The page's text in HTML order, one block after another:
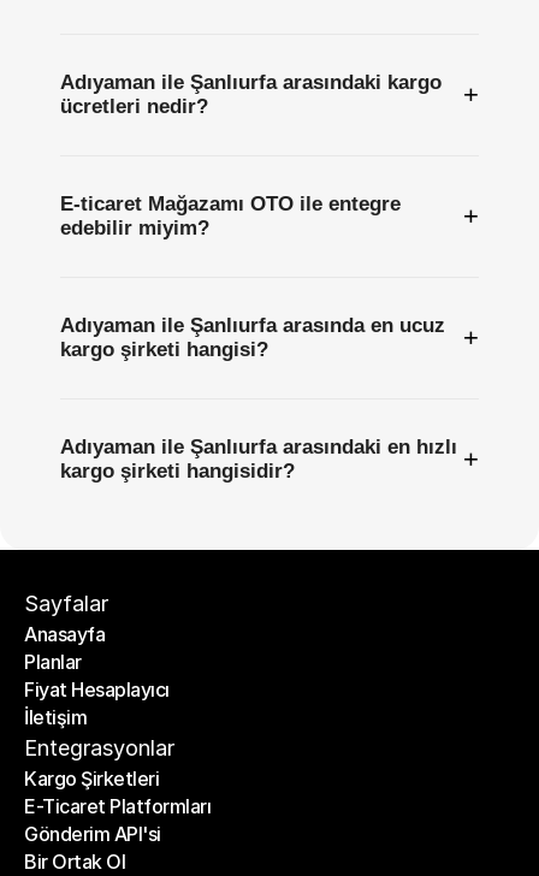
Adıyaman ile Şanlıurfa arasındaki kargo
ücretleri nedir?
+
E-ticaret Mağazamı OTO ile entegre
edebilir miyim?
+
Adıyaman ile Şanlıurfa arasında en ucuz
kargo şirketi hangisi?
+
Adıyaman ile Şanlıurfa arasındaki en hızlı
kargo şirketi hangisidir?
+
Sayfalar
Anasayfa
Anasayfa
Planlar
Planlar
Fiyat Hesaplayıcı
Fiyat Hesaplayıcı
İletişim
İletişim
Entegrasyonlar
Kargo Şirketleri
Kargo Şirketleri
E-Ticaret Platformları
E-Ticaret Platformları
Gönderim API'si
Gönderim API'si
Bir Ortak Ol